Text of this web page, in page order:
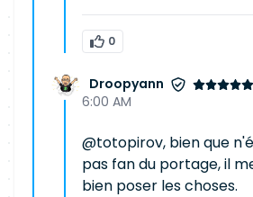
0
Droopyann
6:00 AM
@totopirov, bien que
pas fan du portage, il
bien poser les choses.